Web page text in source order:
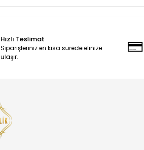
Hızlı Teslimat
Siparişleriniz en kısa sürede elinize
ulaşır.